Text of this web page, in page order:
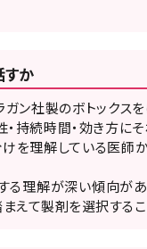
すか
ン社製のボトックス
持続時間・効き方に
を理解している医師
理解が深い傾向があ
えて製剤を選択するこ